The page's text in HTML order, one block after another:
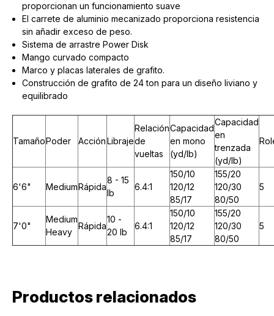
proporcionan un funcionamiento suave
El carrete de aluminio mecanizado proporciona resistencia
sin añadir exceso de peso.
Sistema de arrastre Power Disk
Mango curvado compacto
Marco y placas laterales de grafito.
Construcción de grafito de 24 ton para un diseño liviano y
equilibrado
TamañoPoder AcciónLibraje
Relación
de
vueltas
Capacidad
en mono
(yd/lb)
Capacidad
en
trenzada
(yd/lb)
6'6" MediumRápida
8 - 15
lb
6.4:1
150/10
120/12
85/17
155/20
120/30
80/50
5
7'0"
Medium
Heavy
Rápida
10 -
20 lb
6.4:1
150/10
120/12
85/17
155/20
120/30
80/50
5
Productos relacionados